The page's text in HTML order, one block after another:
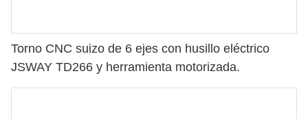
Torno CNC suizo de 6 ejes con husillo eléctrico
JSWAY TD266 y herramienta motorizada.